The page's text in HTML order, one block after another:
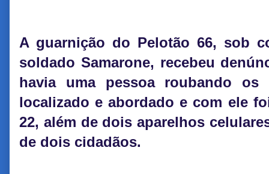
A guarnição do Pelotão 66, sob
soldado Samarone, recebeu
havia uma pessoa roubando
localizado e abordado e com ele
22, além de dois aparelhos
de dois cidadãos.